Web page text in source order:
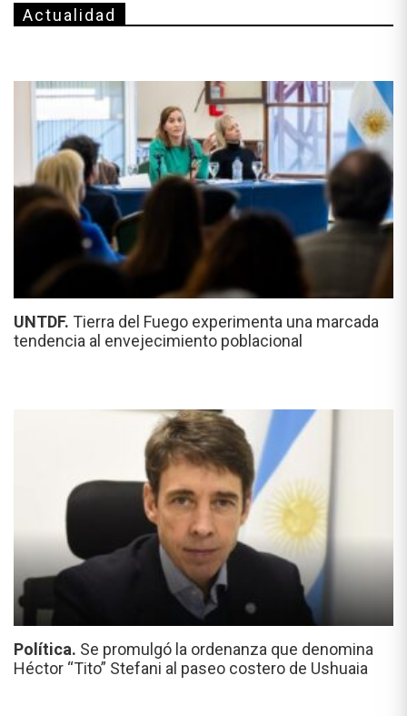
Actualidad
UNTDF. Tierra del Fuego experimenta una marcada
tendencia al envejecimiento poblacional
Política. Se promulgó la ordenanza que denomina
Héctor “Tito” Stefani al paseo costero de Ushuaia